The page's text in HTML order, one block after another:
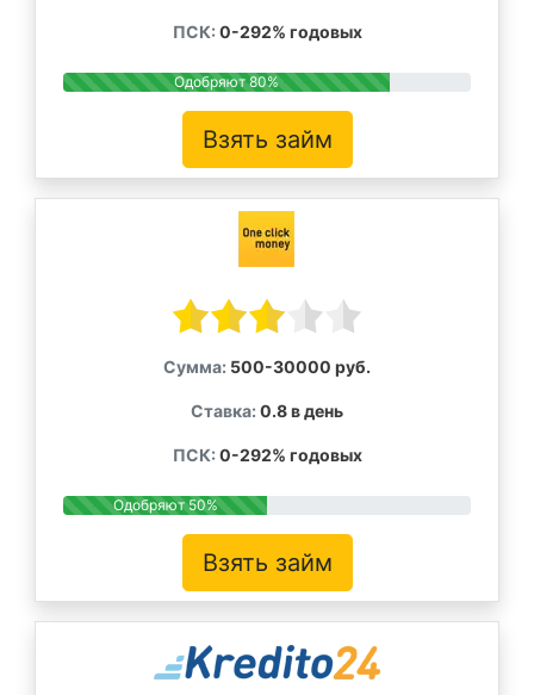
ПСК: 0-292% годовых
Одобряют 80%
Взять займ
Сумма: 500-30000 руб.
Ставка: 0.8 в день
ПСК: 0-292% годовых
Одобряют 50%
Взять займ